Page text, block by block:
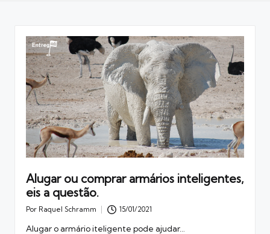
Alugar ou comprar armários inteligentes,
eis a questão.
Posted
Por Raquel Schramm 15/01/2021
Alugar o armário iteligente pode ajudar…